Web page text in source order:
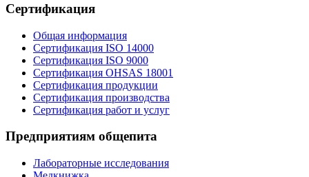
Сертификация
Общая информация
Сертификация ISO 14000
Сертификация ISO 9000
Сертификация OHSAS 18001
Сертификация продукции
Сертификация производства
Сертификация работ и услуг
Предприятиям общепита
Лабораторные исследования